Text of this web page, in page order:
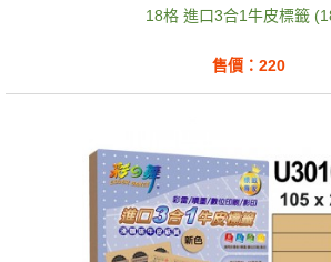
18格 進口3合1牛皮標籤
售價：220